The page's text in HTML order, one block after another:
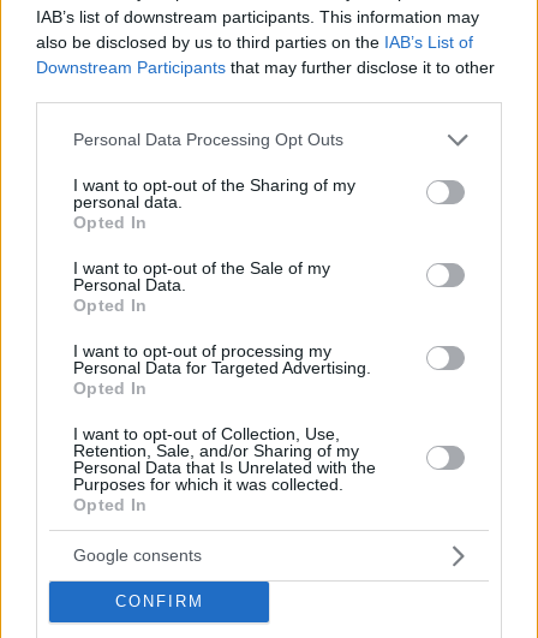
IAB’s list of downstream participants. This information may
also be disclosed by us to third parties on the IAB’s List of
Downstream Participants that may further disclose it to other
Please note that this website/app uses one or more Google
not limited to your visit or usage behaviour. You may click to
grant or deny consent to Google and its third-party tags to
use your data for below specified purposes in below Google
consent section.
Personal Data Processing Opt Outs
I want to opt-out of the Sharing of my
personal data.
Opted In
I want to opt-out of the Sale of my
Personal Data.
Opted In
I want to opt-out of processing my
Personal Data for Targeted Advertising.
Opted In
I want to opt-out of Collection, Use,
Retention, Sale, and/or Sharing of my
Personal Data that Is Unrelated with the
Purposes for which it was collected.
Opted In
Google consents
CONFIRM
Felicia Kingsley
★★★★☆ 4.2
Anna Todd
★★★★☆ 4.3
campus series. The
★★★★☆ 4.4
Facciamo finta che
mi ami
Elena Armas
★★★★☆ 4.1
Ascesa al paradiso
Hazel Riley
★★★★★ 4.6
Martis Lisbon
4.1